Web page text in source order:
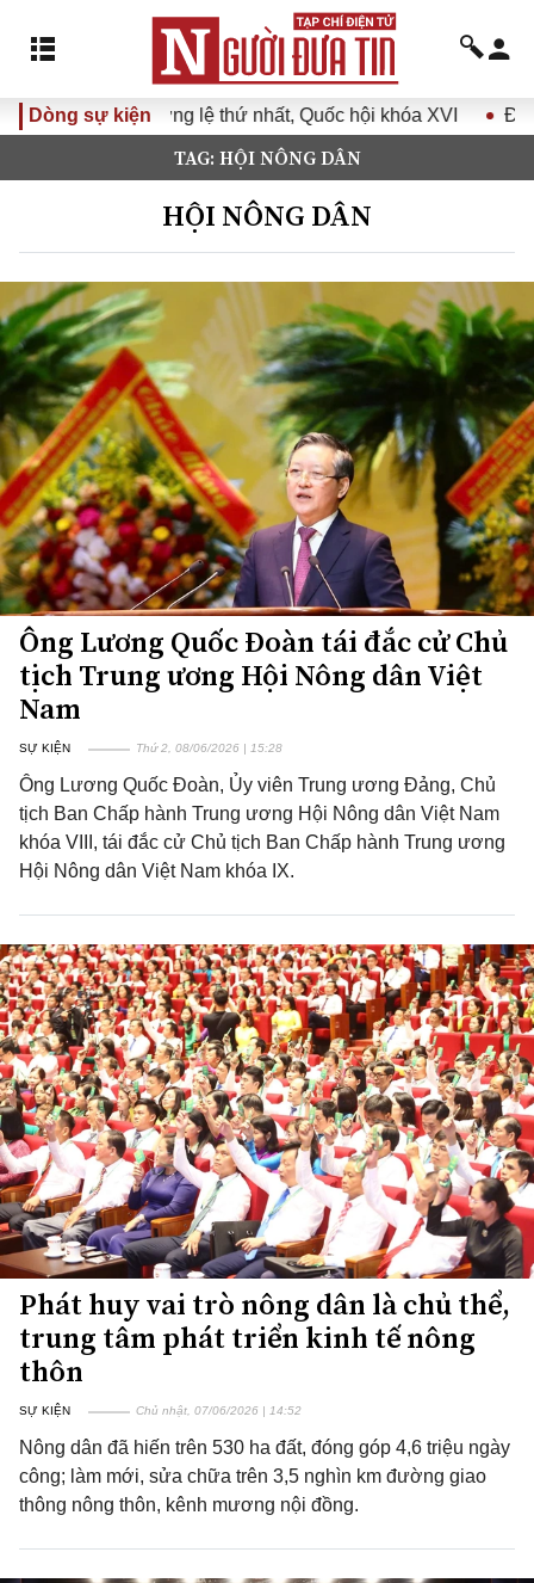
Dòng sự kiện
thứ nhất, Quốc hội khóa XVI Đưa Nghị quyết Đại hội
TAG: HỘI NÔNG DÂN
HỘI NÔNG DÂN
Ông Lương Quốc Đoàn tái đắc cử Chủ
tịch Trung ương Hội Nông dân Việt
Nam
SỰ KIỆN Thứ 2, 08/06/2026 | 15:28
Ông Lương Quốc Đoàn, Ủy viên Trung ương Đảng, Chủ
tịch Ban Chấp hành Trung ương Hội Nông dân Việt Nam
khóa VIII, tái đắc cử Chủ tịch Ban Chấp hành Trung ương
Hội Nông dân Việt Nam khóa IX.
Phát huy vai trò nông dân là chủ thể,
trung tâm phát triển kinh tế nông
thôn
SỰ KIỆN Chủ nhật, 07/06/2026 | 14:52
Nông dân đã hiến trên 530 ha đất, đóng góp 4,6 triệu ngày
công; làm mới, sửa chữa trên 3,5 nghìn km đường giao
thông nông thôn, kênh mương nội đồng.